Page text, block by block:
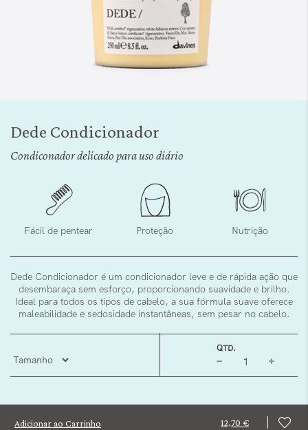
início
Dede Condicionador
Condiconador delicado para uso diário
Fácil de pentear Proteção Nutrição
Dede Condicionador é um condicionador leve e de rápida ação que
desembaraça sem esforço, proporcionando suavidade e brilho.
Ideal para todos os tipos de cabelo, a sua fórmula suave oferece
maleabilidade e sedosidade instantâneas, sem pesar no cabelo.
QTD.
Adicionar ao Carrinho 12,70 €